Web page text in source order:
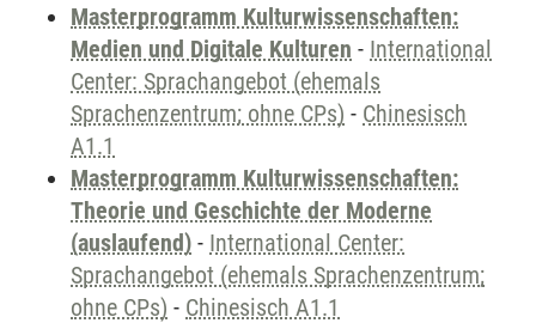
Masterprogramm Kulturwissenschaften:
Medien und Digitale Kulturen - International
Center: Sprachangebot (ehemals
Sprachenzentrum; ohne CPs) - Chinesisch
A1.1
Masterprogramm Kulturwissenschaften:
Theorie und Geschichte der Moderne
(auslaufend) - International Center:
Sprachangebot (ehemals Sprachenzentrum;
ohne CPs) - Chinesisch A1.1